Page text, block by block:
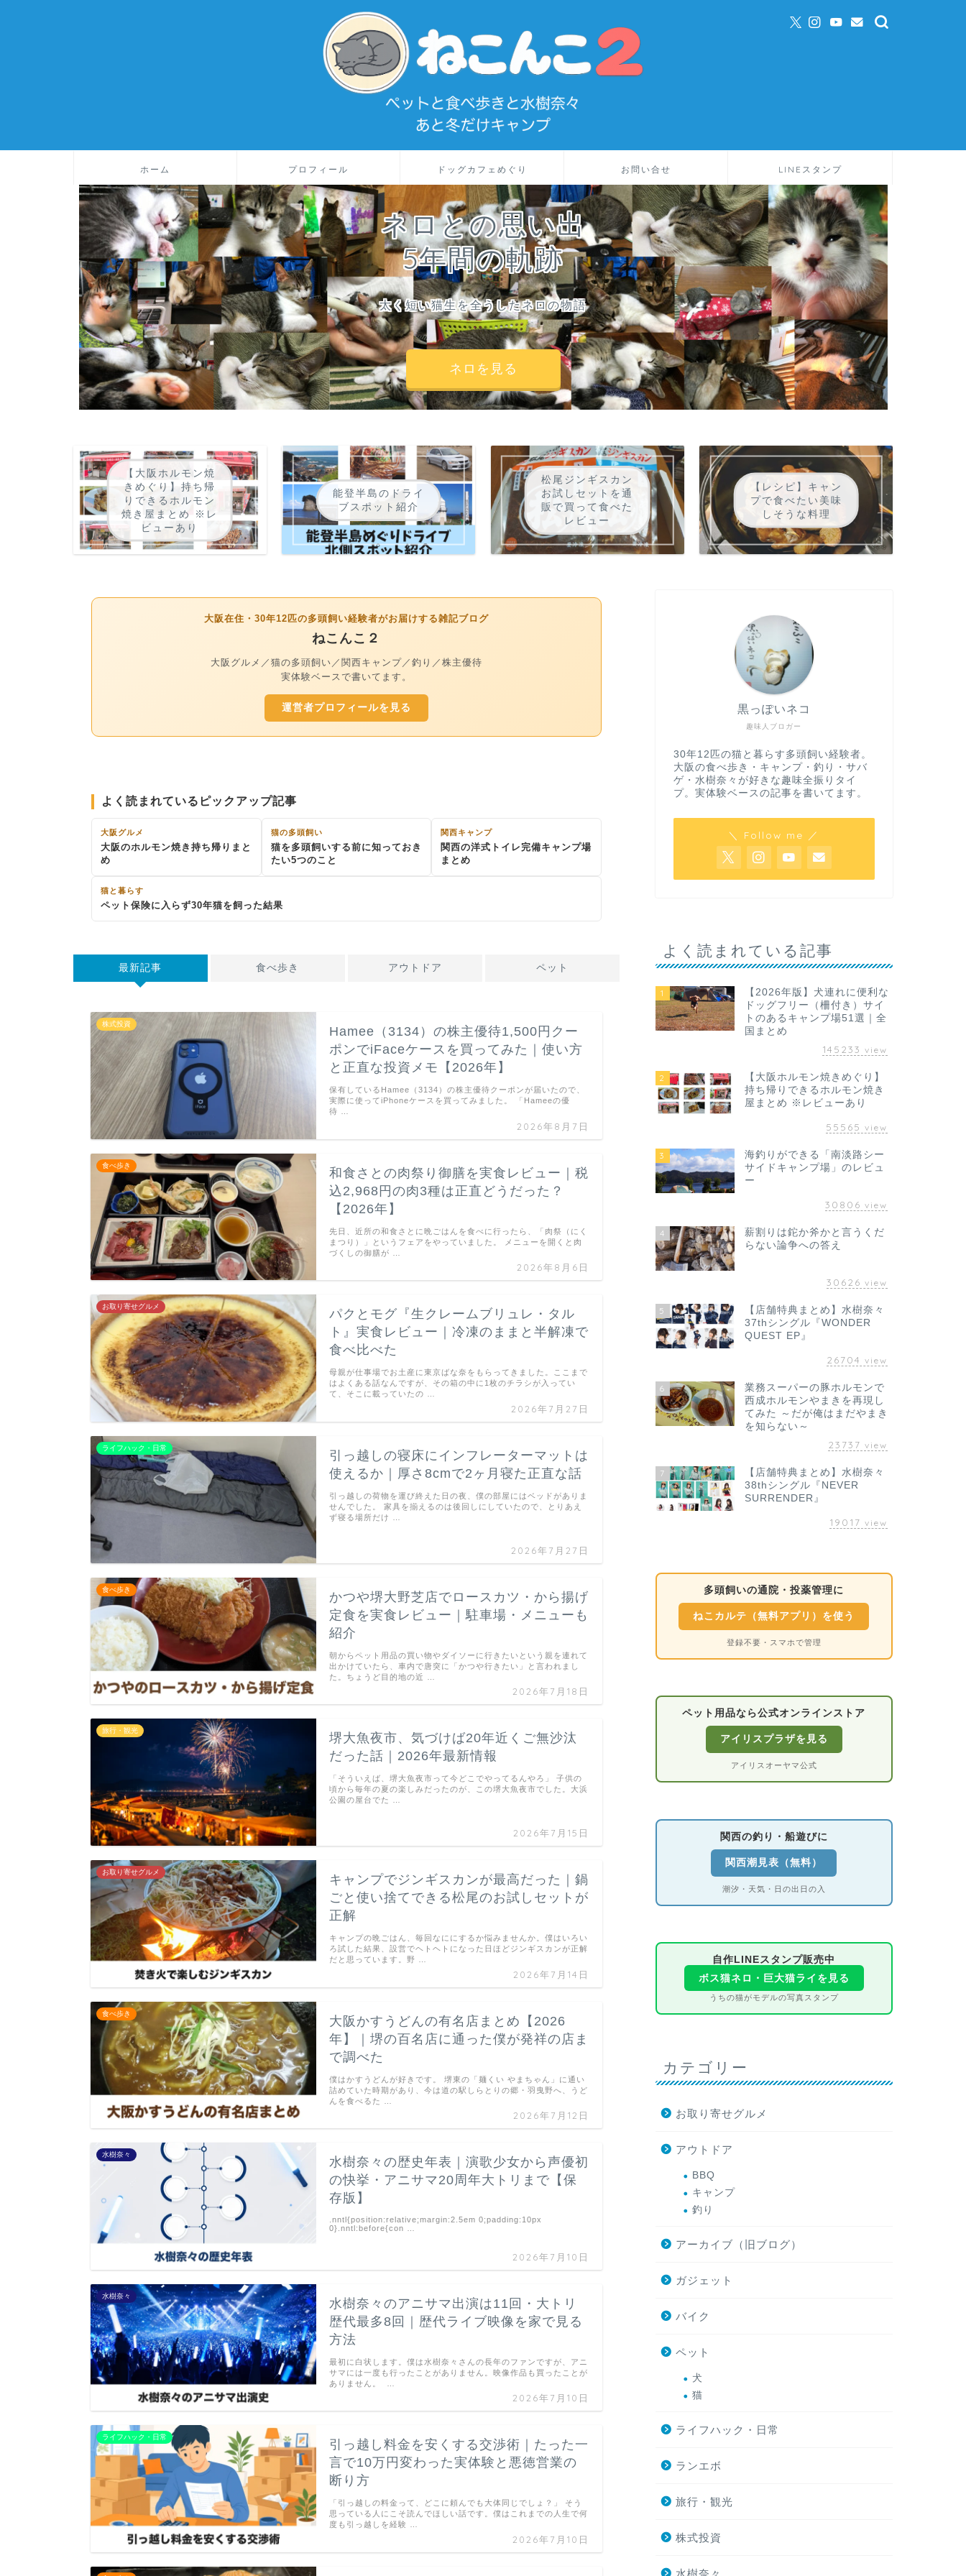
ホーム プロフィール ドッグカフェめぐり お問い合せ LINEスタンプ
ネロとの思い出
5年間の軌跡
太く短い猫生を全うしたネロの物語
ネロを見る
【大阪ホルモン焼
きめぐり】持ち帰
りできるホルモン
焼き屋まとめ ※レ
ビューあり
能登半島のドライ
ブスポット紹介
松尾ジンギスカン
お試しセットを通
販で買って食べた
レビュー
【レシピ】キャン
プで食べたい美味
しそうな料理
大阪在住・30年12匹の多頭飼い経験者がお届けする雑記ブログ
ねこんこ２
大阪グルメ／猫の多頭飼い／関西キャンプ／釣り／株主優待
実体験ベースで書いてます。
運営者プロフィールを見る
よく読まれているピックアップ記事
大阪グルメ
大阪のホルモン焼き持ち帰りまと
め
猫の多頭飼い
猫を多頭飼いする前に知っておき
たい5つのこと
関西キャンプ
関西の洋式トイレ完備キャンプ場
まとめ
猫と暮らす
ペット保険に入らず30年猫を飼った結果
最新記事 食べ歩き アウトドア ペット
株式投資
Hamee（3134）の株主優待1,500円クー
ポンでiFaceケースを買ってみた｜使い方
と正直な投資メモ【2026年】
2026年8月7日
保有しているHamee（3134）の株主優待クーポンが届いたので、
実際に使ってiPhoneケースを買ってみました。 「Hameeの優
待 …
食べ歩き
和食さとの肉祭り御膳を実食レビュー｜税
込2,968円の肉3種は正直どうだった？
【2026年】
2026年8月6日
先日、近所の和食さとに晩ごはんを食べに行ったら、「肉祭（にく
まつり）」というフェアをやっていました。 メニューを開くと肉
づくしの御膳が …
お取り寄せグルメ
パクとモグ『生クレームブリュレ・タル
ト』実食レビュー｜冷凍のままと半解凍で
食べ比べた
2026年7月27日
母親が仕事場でお土産に東京ばな奈をもらってきました。ここまで
はよくある話なんですが、その箱の中に1枚のチラシが入ってい
て、そこに載っていたの …
ライフハック・日常
引っ越しの寝床にインフレーターマットは
使えるか｜厚さ8cmで2ヶ月寝た正直な話
2026年7月27日
引っ越しの荷物を運び終えた日の夜、僕の部屋にはベッドがありま
せんでした。 家具を揃えるのは後回しにしていたので、とりあえ
ず寝る場所だけ …
食べ歩き
かつや堺大野芝店でロースカツ・から揚げ
定食を実食レビュー｜駐車場・メニューも
紹介
2026年7月18日
朝からペット用品の買い物やダイソーに行きたいという親を連れて
出かけていたら、車内で唐突に「かつや行きたい」と言われまし
た。ちょうど目的地の近 …
旅行・観光
堺大魚夜市、気づけば20年近くご無沙汰
だった話｜2026年最新情報
2026年7月15日
「そういえば、堺大魚夜市って今どこでやってるんやろ」 子供の
頃から毎年の夏の楽しみだったのが、この堺大魚夜市でした。大浜
公園の屋台でた …
お取り寄せグルメ
キャンプでジンギスカンが最高だった｜鍋
ごと使い捨てできる松尾のお試しセットが
正解
2026年7月14日
キャンプの晩ごはん、毎回なににするか悩みませんか。僕はいろい
ろ試した結果、設営でヘトヘトになった日ほどジンギスカンが正解
だと思っています。野 …
食べ歩き
大阪かすうどんの有名店まとめ【2026
年】｜堺の百名店に通った僕が発祥の店ま
で調べた
2026年7月12日
僕はかすうどんが好きです。 堺東の「麺くい やまちゃん」に通い
詰めていた時期があり、今は道の駅しらとりの郷・羽曳野へ、うど
んを食べるた …
水樹奈々
水樹奈々の歴史年表｜演歌少女から声優初
の快挙・アニサマ20周年大トリまで【保
存版】
2026年7月10日
.nntl{position:relative;margin:2.5em 0;padding:10px
0}.nntl:before{con …
水樹奈々
水樹奈々のアニサマ出演は11回・大トリ
歴代最多8回｜歴代ライブ映像を家で見る
方法
2026年7月10日
最初に白状します。僕は水樹奈々さんの長年のファンですが、アニ
サマには一度も行ったことがありません。映像作品も買ったことが
ありません。 …
ライフハック・日常
引っ越し料金を安くする交渉術｜たった一
言で10万円変わった実体験と悪徳営業の
断り方
2026年7月10日
「引っ越しの料金って、どこに頼んでも大体同じでしょ？」 そう
思っている人にこそ読んでほしい話です。僕はこれまでの人生で何
度も引っ越しを経験 …
食べ歩き
込2,968円の
先日、近所の和食さと
食べ歩き
かつや堺大野
紹介
朝からペット用品の買
食べ歩き
大阪かすうど
詰めていた時期があり
んを食べるた …
にぎり長次郎
意｜本まぐろ
きました。JR阪和線
大阪の夏は暑い。け
犬連れBBQま
も調べてみると、堺
き回っていると、冷
食べ歩き
かき氷というと大阪市
食べ歩き
BBQ
趣味人ブロガー
黒っぽいネコ
30年12匹の猫と暮らす多頭飼い経験者。
大阪の食べ歩き・キャンプ・釣り・サバ
ゲ・水樹奈々が好きな趣味全振りタイ
プ。実体験ベースの記事を書いてます。
＼ Follow me ／
よく読まれている記事
1
【2026年版】犬連れに便利な
ドッグフリー（柵付き）サイ
トのあるキャンプ場51選｜全
国まとめ
145233 view
2
【大阪ホルモン焼きめぐり】
持ち帰りできるホルモン焼き
屋まとめ ※レビューあり
55565 view
3
海釣りができる「南淡路シー
サイドキャンプ場」のレビュ
ー
30806 view
4
薪割りは鉈か斧かと言うくだ
らない論争への答え
30626 view
5
【店舗特典まとめ】水樹奈々
37thシングル『WONDER
QUEST EP』
26704 view
6
業務スーパーの豚ホルモンで
西成ホルモンやまきを再現し
てみた ～だが俺はまだやまき
を知らない～
23737 view
7
【店舗特典まとめ】水樹奈々
38thシングル『NEVER
SURRENDER』
19017 view
多頭飼いの通院・投薬管理に
ねこカルテ（無料アプリ）を使う
登録不要・スマホで管理
ペット用品なら公式オンラインストア
アイリスプラザを見る
アイリスオーヤマ公式
関西の釣り・船遊びに
関西潮見表（無料）
潮汐・天気・日の出日の入
自作LINEスタンプ販売中
ボス猫ネロ・巨大猫ライを見る
うちの猫がモデルの写真スタンプ
カテゴリー
お取り寄せグルメ
アウトドア
BBQ
キャンプ
釣り
アーカイブ（旧ブログ）
ガジェット
バイク
ペット
犬
猫
ライフハック・日常
ランエボ
旅行・観光
株式投資
水樹奈々